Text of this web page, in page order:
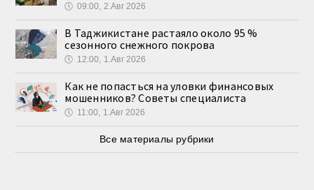
🕔 09:00, 2.Авг 2026
В Таджикистане растаяло около 95 %
сезонного снежного покрова
🕔 12:00, 1.Авг 2026
Как не попасться на уловки финансовых
мошенников? Советы специалиста
🕔 11:00, 1.Авг 2026
Все материалы рубрики